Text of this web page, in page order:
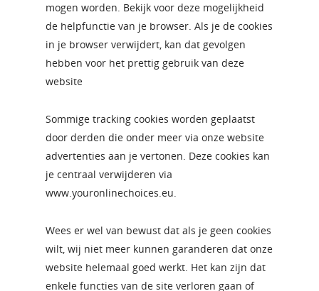
mogen worden. Bekijk voor deze mogelijkheid
de helpfunctie van je browser. Als je de cookies
in je browser verwijdert, kan dat gevolgen
hebben voor het prettig gebruik van deze
website
Sommige tracking cookies worden geplaatst
door derden die onder meer via onze website
advertenties aan je vertonen. Deze cookies kan
je centraal verwijderen via
www.youronlinechoices.eu.
Wees er wel van bewust dat als je geen cookies
wilt, wij niet meer kunnen garanderen dat onze
website helemaal goed werkt. Het kan zijn dat
enkele functies van de site verloren gaan of